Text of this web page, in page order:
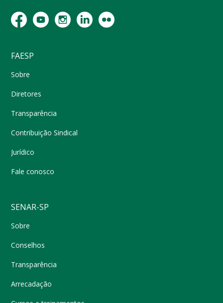
FAESP
Sobre
Diretores
Transparência
Contribuição Sindical
Jurídico
Fale conosco
SENAR-SP
Sobre
Conselhos
Transparência
Arrecadação